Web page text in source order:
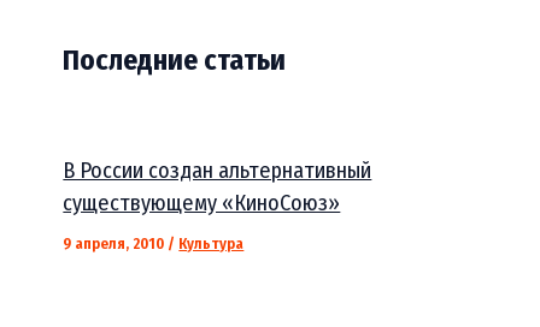
Последние статьи
В России создан альтернативный
существующему «КиноСоюз»
9 апреля, 2010 / Культура